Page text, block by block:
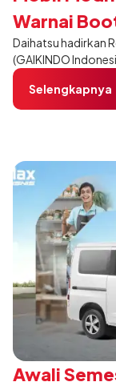
Warnai
Daihatsu hadirkan
(GAIKINDO
City, Tangerang.
dimodifikasi untuk
pengunjung
Selengkapnya
Awali